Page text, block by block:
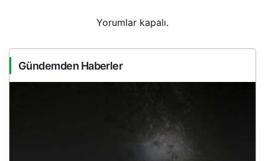
Yorumlar kapalı.
Gündemden Haberler